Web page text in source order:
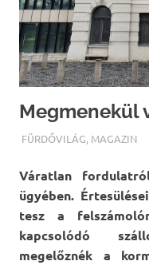
Megmenekül
TERMALFURDOK.COM
FÜRDŐVILÁG, MAGAZIN
Váratlan
ügyében.
tesz a
kapcsolódó
megelőznék a